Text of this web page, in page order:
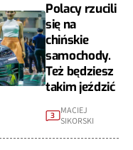
Polacy rzucili
się na
chińskie
samochody.
Też będziesz
takim jeździć
3
MACIEJ
SIKORSKI